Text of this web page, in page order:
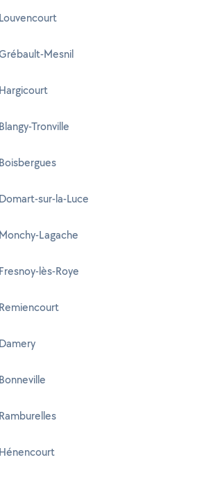
Mesnil
Tronville
sur-la-Luce
Lagache
lès-Roye